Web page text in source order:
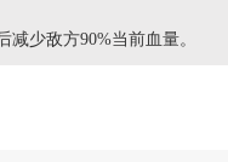
少敌方90%当前血量。